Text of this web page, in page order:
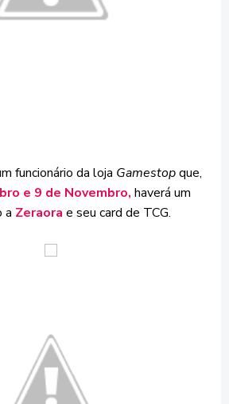
funcionário da loja Gamestopque,
e 9 de Novembro, haverá um
a Zeraora e seu card de TCG.